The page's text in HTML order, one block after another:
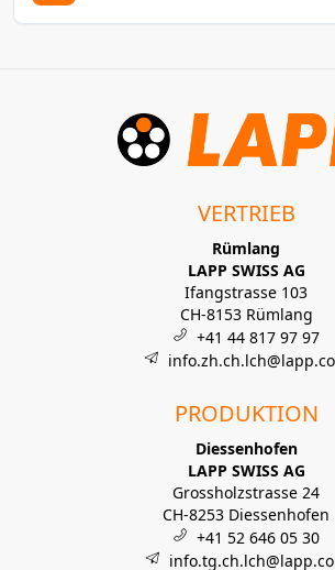
VERTRIEB
Rümlang
LAPP SWISS AG
Ifangstrasse 103
CH-8153 Rümlang
+41 44 817 97 97
PRODUKTION
Diessenhofen
LAPP SWISS AG
Grossholzstrasse 24
CH-8253 Diessenhofen
+41 52 646 05 30